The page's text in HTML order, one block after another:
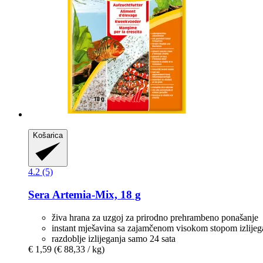
Košarica
4.2 (5)
Sera Artemia-​Mix, 18 g
živa hrana za uzgoj za prirodno prehrambeno ponašanje
instant mješavina sa zajamčenom visokom stopom
razdoblje izlijeganja samo 24 sata
€ 1,59 (€ 88,33 / kg)